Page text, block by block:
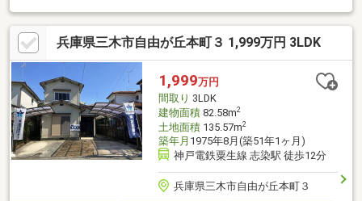
スルーム」は納戸です。〇まずはご相談ください〇福屋不動産販
売では、次のようなニーズにもお応えしています。◆ お家さがし
の段取りを知りたい◆ご検討からご契約までの一連の流れをご説
明します。初めての住まい購入のご参考にしてください♪◆ 予算
を知りたい◆収入や家賃から予算やローン金額のシミュレーショ
ンをします。物件購入の際に不安となる諸費用や税金のことにお
答えします。
兵庫県三木市自由が丘本町３ 1,999万円 3LDK
1,999万円
間取り 3LDK
建物面積82.58m2
土地面積135.57m2
築年月 1975年8月(築51年1ヶ月)
神戸電鉄粟生線 志染駅 徒歩12分
兵庫県三木市自由が丘本町３